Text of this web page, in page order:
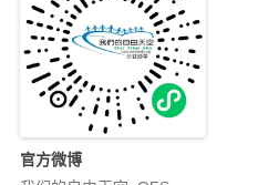
官方微博